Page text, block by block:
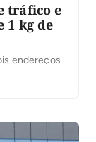
tráfico e
1 kg de
endereços